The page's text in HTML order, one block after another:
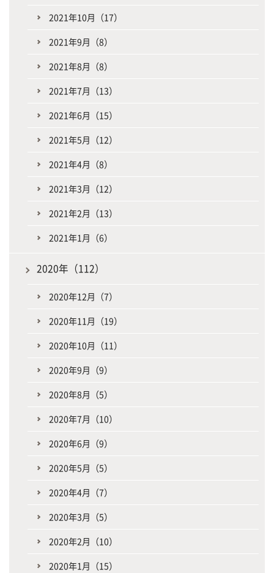
2021年10月（17）
2021年9月（8）
2021年8月（8）
2021年7月（13）
2021年6月（15）
2021年5月（12）
2021年4月（8）
2021年3月（12）
2021年2月（13）
2021年1月（6）
2020年（112）
2020年12月（7）
2020年11月（19）
2020年10月（11）
2020年9月（9）
2020年8月（5）
2020年7月（10）
2020年6月（9）
2020年5月（5）
2020年4月（7）
2020年3月（5）
2020年2月（10）
2020年1月（15）